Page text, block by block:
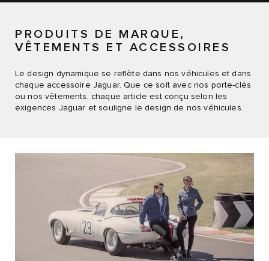
PRODUITS DE MARQUE,
VÊTEMENTS ET ACCESSOIRES
Le design dynamique se reflète dans nos véhicules et dans
chaque accessoire Jaguar. Que ce soit avec nos porte-clés
ou nos vêtements, chaque article est conçu selon les
exigences Jaguar et souligne le design de nos véhicules.